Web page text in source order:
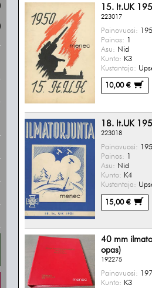
15. It.UK
223017
Painovuosi:
Painos: 1
Asu: Nid
Kunto: K3
Kustantaja:
10,00 €
18. It.UK
223018
Painovuosi:
Painos:
Asu: Nid
Kunto: K4
Kustantaja:
15,00 €
40 mm
opas)
192275
Painovuosi:
Kunto: K3